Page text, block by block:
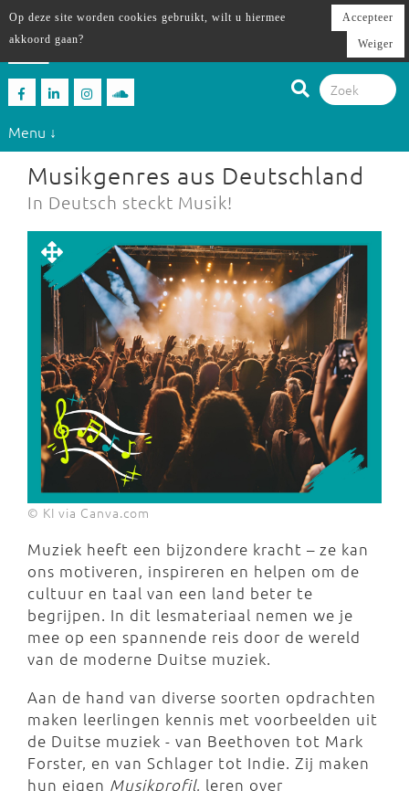
Menu ↓
Musikgenres aus Deutschland
In Deutsch steckt Musik!
© KI via Canva.com
Muziek heeft een bijzondere kracht – ze kan
ons motiveren, inspireren en helpen om de
cultuur en taal van een land beter te
begrijpen. In dit lesmateriaal nemen we je
mee op een spannende reis door de wereld
van de moderne Duitse muziek.
Aan de hand van diverse soorten opdrachten
maken leerlingen kennis met voorbeelden uit
de Duitse muziek - van Beethoven tot Mark
Forster, en van Schlager tot Indie. Zij maken
hun eigen Musikprofil, leren over
Op deze site worden cookies gebruikt, wilt u hiermee
akkoord gaan?
Accepteer
Weiger